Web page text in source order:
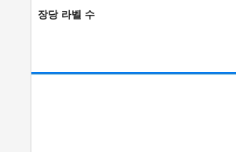
장당 라벨 수